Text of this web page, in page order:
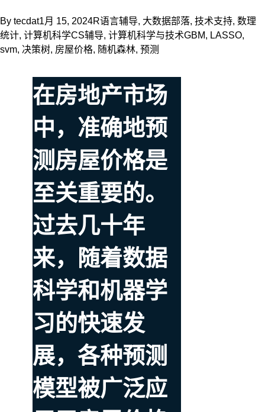
By tecdat1月 15, 2024R语言辅导, 大数据部落, 技术支持, 数理
统计, 计算机科学CS辅导, 计算机科学与技术GBM, LASSO,
svm, 决策树, 房屋价格, 随机森林, 预测
在房地产市场
中，准确地预
测房屋价格是
至关重要的。
过去几十年
来，随着数据
科学和机器学
习的快速发
展，各种预测
模型被广泛应